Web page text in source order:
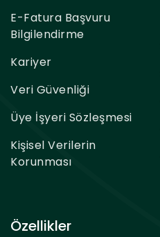
E-Fatura Başvuru
Bilgilendirme
Kariyer
Veri Güvenliği
Üye İşyeri Sözleşmesi
Kişisel Verilerin
Korunması
Özellikler